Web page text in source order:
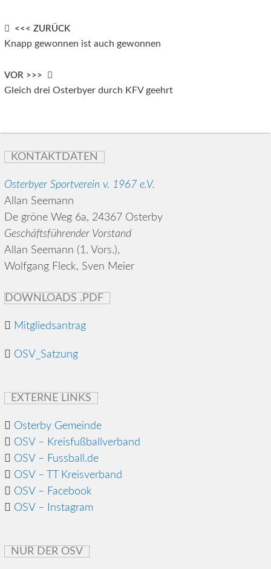
Post
navigation
<<< ZURÜCK
Knapp gewonnen ist auch gewonnen
VOR >>>
Gleich drei Osterbyer durch KFV geehrt
KONTAKTDATEN
Osterbyer Sportverein v. 1967 e.V.
Allan Seemann
De gröne Weg 6a, 24367 Osterby
Geschäftsführender Vorstand
Allan Seemann (1. Vors.),
Wolfgang Fleck, Sven Meier
DOWNLOADS .PDF
Mitgliedsantrag
OSV_Satzung
EXTERNE LINKS
Osterby Gemeinde
OSV – Kreisfußballverband
OSV – Fussball.de
OSV – TT Kreisverband
OSV – Facebook
OSV – Instagram
NUR DER OSV